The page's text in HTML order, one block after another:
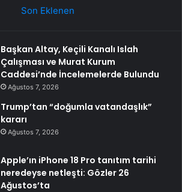
Son Eklenen
Başkan Altay, Keçili Kanalı Islah
Çalışması ve Murat Kurum
Caddesi’nde İncelemelerde Bulundu
Ağustos 7, 2026
Trump’tan “doğumla vatandaşlık”
kararı
Ağustos 7, 2026
Apple’ın iPhone 18 Pro tanıtım tarihi
neredeyse netleşti: Gözler 26
Ağustos’ta